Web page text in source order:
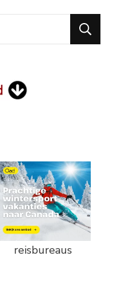
reisbureaus